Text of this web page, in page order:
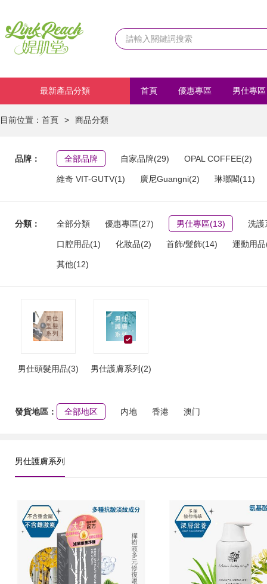
最新產品分類 首頁 優惠專區 男仕專區
目前位置： 首頁 > 商品分類
品牌： 全部品牌 自家品牌(29) OPAL COFFEE(2)
維奇 VIT-GUTV(1) 廣尼Guangni(2) 琳瑯閣(11)
分類： 全部分類 優惠專區(27) 男仕專區(13) 洗護
口腔用品(1) 化妝品(2) 首飾/髮飾(14) 運動用
其他(12)
男仕頭髮用品(3) 男仕護膚系列(2)
發貨地區： 全部地区 内地 香港 澳门
男仕護膚系列